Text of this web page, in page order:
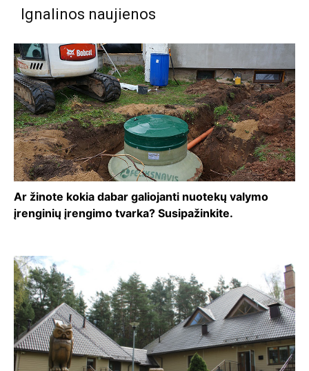
Ignalinos naujienos
Ar žinote kokia dabar galiojanti nuotekų valymo
įrenginių įrengimo tvarka? Susipažinkite.